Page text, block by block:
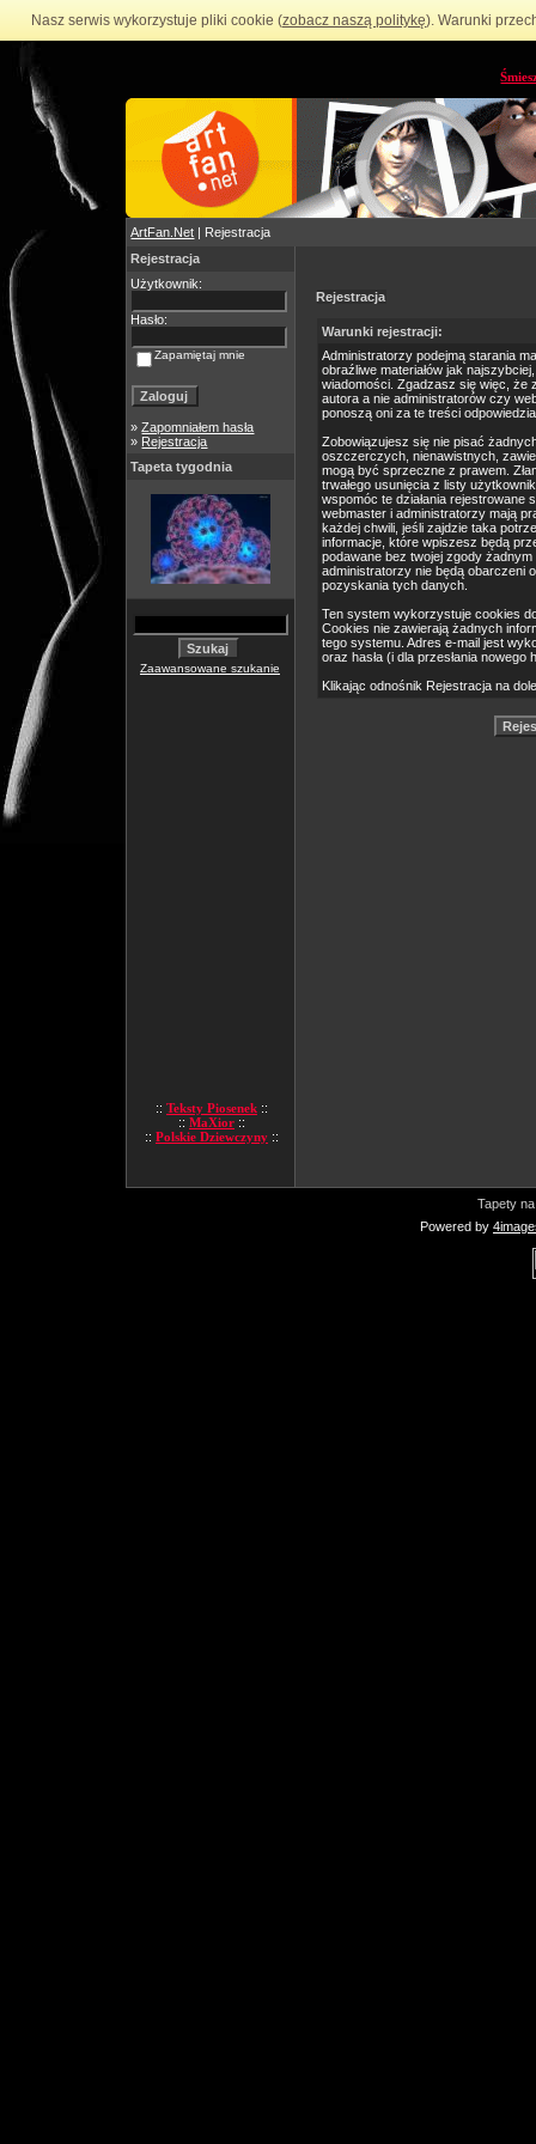
Nasz serwis wykorzystuje pliki cookie (zobacz naszą politykę). Warunki
ArtFan.Net | Rejestracja
Rejestracja
Użytkownik:
Hasło:
Zapamiętaj mnie
»Zapomniałem hasła
» Rejestracja
Tapeta tygodnia
Zaawansowane szukanie
:: Teksty Piosenek ::
:: MaXior ::
:: Polskie Dziewczyny ::
Rejestracja
Warunki rejestracji:
Administratorzy podejmą starania
obraźliwe materiałów jak
wiadomości. Zgadzasz się więc, że
autora a nie administratorów czy
ponoszą oni za te treści
Zobowiązujesz się nie pisać
oszczerczych, nienawistnych,
mogą być sprzeczne z prawem.
trwałego usunięcia z listy
wspomóc te działania
webmaster i administratorzy mają
każdej chwili, jeśli zajdzie taka
informacje, które wpiszesz będą
podawane bez twojej zgody
administratorzy nie będą obarczeni
pozyskania tych danych.
Ten system wykorzystuje cookies
Cookies nie zawierają żadnych
tego systemu. Adres e-mail jest
oraz hasła (i dla przesłania nowego
Klikając odnośnik Rejestracja na
Tapety
Powered by